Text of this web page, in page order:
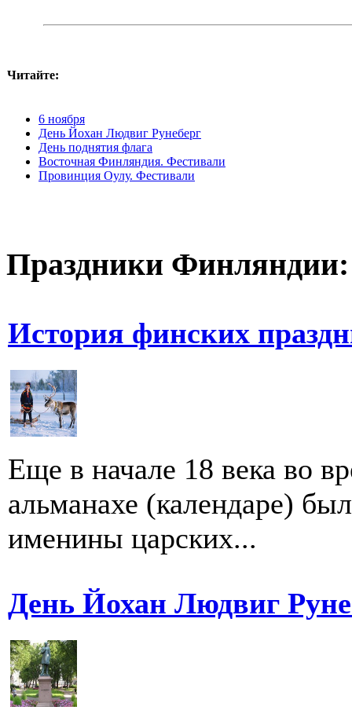
Читайте:
6 ноября
День Йохан Людвиг Рунеберг
День поднятия флага
Восточная Финляндия. Фестивали
Провинция Оулу. Фестивали
Праздники Финляндии:
История финских
Еще в начале 18 века во
альманахе (календаре)
именины царских...
День Йохан Людвиг